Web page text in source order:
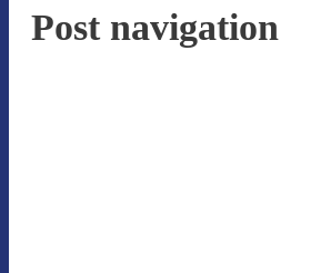
Post navigation